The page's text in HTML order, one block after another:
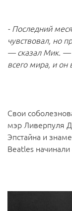
- Последний
чувствовал, но
— сказал Мик. —
всего мира, и он
Свои
мэр Ливерпуля
Эпстайна и
Beatles